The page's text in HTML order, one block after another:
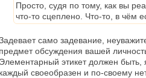
Просто, судя по тому, как вы
что-то сцеплено. Что-то, в чём
само задевание,
предмет обсуждения вашей
Элементарный этикет должен
каждый своеобразен и по-своему